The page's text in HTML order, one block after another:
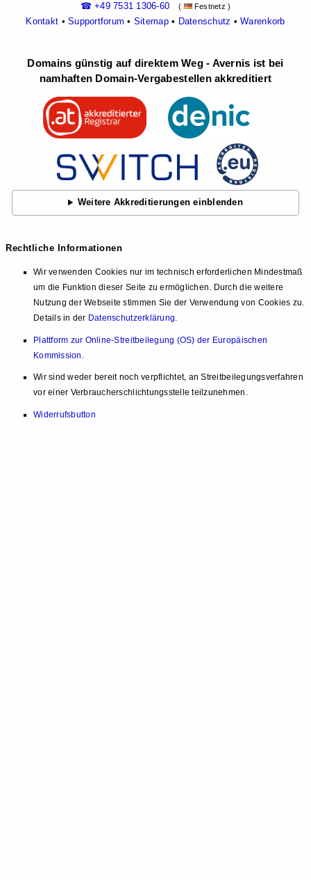
☎ +49 7531 1306-60 ( Festnetz )
Kontakt •Supportforum • Sitemap• Datenschutz •Warenkorb
Domains günstig auf direktem Weg - Avernis ist bei
namhaften Domain-Vergabestellen akkreditiert
Weitere Akkreditierungen einblenden
Rechtliche Informationen
Wir verwenden Cookies nur im technisch erforderlichen Mindestmaß
um die Funktion dieser Seite zu ermöglichen. Durch die weitere
Nutzung der Webseite stimmen Sie der Verwendung von Cookies zu.
Details in der Datenschutzerklärung.
Plattform zur Online-Streitbeilegung (OS) der Europäischen
Kommission
Wir sind weder bereit noch verpflichtet, an Streitbeilegungsverfahren
vor einer Verbraucherschlichtungsstelle teilzunehmen.
Widerrufsbutton